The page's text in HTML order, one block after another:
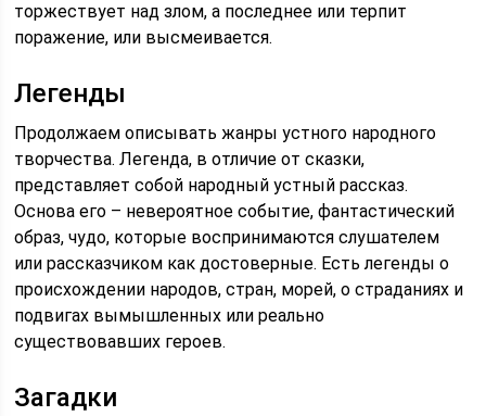
торжествует над злом, а последнее или терпит
поражение, или высмеивается.
Легенды
Продолжаем описывать жанры устного народного
творчества. Легенда, в отличие от сказки,
представляет собой народный устный рассказ.
Основа его – невероятное событие, фантастический
образ, чудо, которые воспринимаются слушателем
или рассказчиком как достоверные. Есть легенды о
происхождении народов, стран, морей, о страданиях и
подвигах вымышленных или реально
существовавших героев.
Загадки